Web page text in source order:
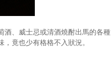
酒、威士忌或清酒燒酎出馬的各種
竟也少有格格不入狀況。